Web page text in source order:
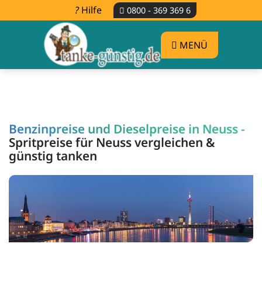
Hilfe 0800 - 369 369 6
MENÜ
Benzinpreise und Dieselpreise in Neuss -
Spritpreise für Neuss vergleichen &
günstig tanken